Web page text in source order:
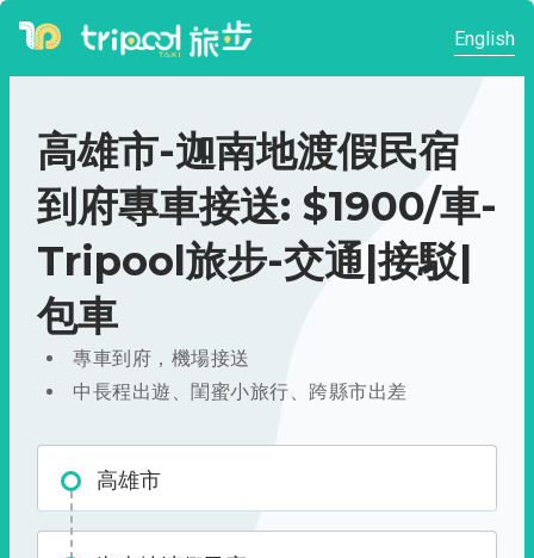
English
高雄市-迦南地渡假民宿
到府專車接送: $1900/車-
Tripool旅步-交通|接駁|
包車
專車到府，機場接送
中長程出遊、閨蜜小旅行、跨縣市出差
高雄市